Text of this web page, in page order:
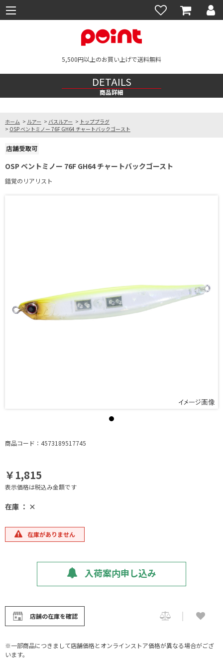
5,500円以上のお買い上げで送料無料
DETAILS
商品詳細
ホーム > ルアー > バスルアー > トッププラグ
> OSP ベントミノー 76F GH64 チャートバックゴースト
OSP ベントミノー 76F GH64 チャートバックゴースト
錯覚のリアリスト
商品コード：4573189517745
￥1,815
表示価格は税込み金額です
在庫 ： ×
在庫がありません
入荷案内申し込み
店舗の在庫を確認
※一部商品につきまして店舗価格とオンラインストア価格が異なる場合がござ
います。